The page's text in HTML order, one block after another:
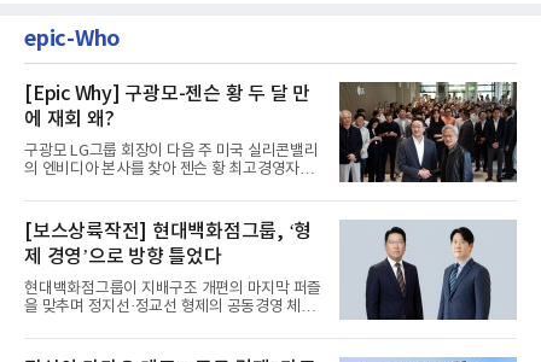
epic-Who
[Epic Why] 구광모-젠슨 황 두 달 만
에 재회 왜?
구광모 LG그룹 회장이 다음 주 미국 실리콘밸리
의 엔비디아 본사를 찾아 젠슨 황 최고경영자
[보스상륙작전] 현대백화점그룹, ‘형
제 경영’으로 방향 틀었다
현대백화점그룹이 지배구조 개편의 마지막 퍼즐
을 맞추며 정지선·정교선 형제의 공동경영 체제